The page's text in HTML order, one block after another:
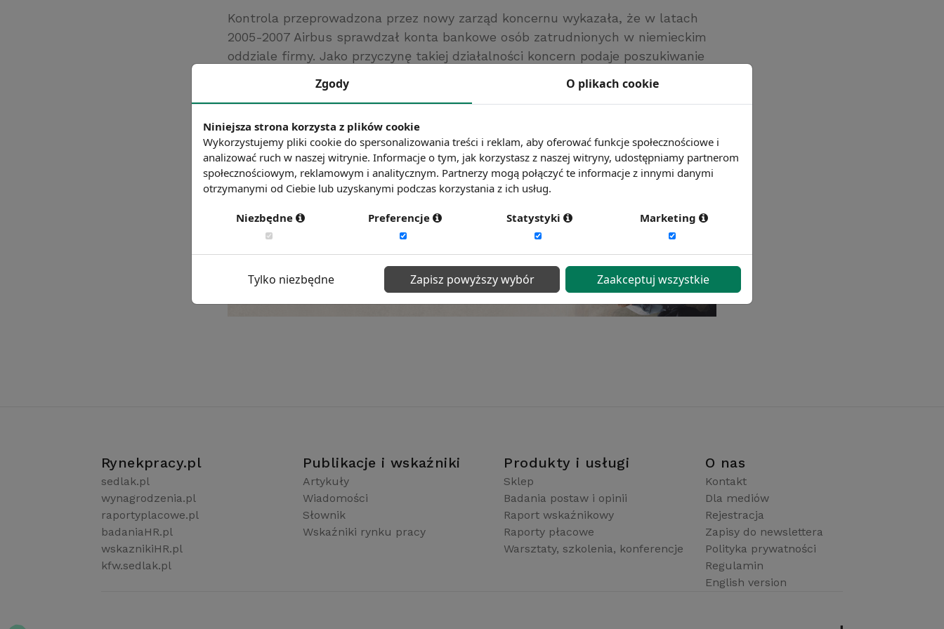
Kontrola przeprowadzona przez nowy zarząd koncernu wykazała, że w latach
2005-2007 Airbus sprawdzał konta bankowe osób zatrudnionych w niemieckim
oddziale firmy. Jako przyczynę takiej działalności koncern podaje poszukiwanie
Źródło: money.pl
Rynekpracy.pl
sedlak.pl
wynagrodzenia.pl
raportyplacowe.pl
badaniaHR.pl
wskaznikiHR.pl
kfw.sedlak.pl
Publikacje i wskaźniki
Artykuły
Wiadomości
Słownik
Wskaźniki rynku pracy
Produkty i usługi
Sklep
Badania postaw i opinii
Raport wskaźnikowy
Raporty płacowe
Warsztaty, szkolenia, konferencje
O nas
Kontakt
Dla mediów
Rejestracja
Zapisy do newslettera
Polityka prywatności
Regulamin
English version
Zgody O plikach cookie
Niniejsza strona korzysta z plików cookie
Wykorzystujemy pliki cookie do spersonalizowania treści i reklam, aby oferować funkcje społecznościowe i
analizować ruch w naszej witrynie. Informacje o tym, jak korzystasz z naszej witryny, udostępniamy partnerom
społecznościowym, reklamowym i analitycznym. Partnerzy mogą połączyć te informacje z innymi danymi
otrzymanymi od Ciebie lub uzyskanymi podczas korzystania z ich usług.
Niezbędne Preferencje Statystyki Marketing
Tylko niezbędne Zapisz powyższy wybór Zaakceptuj wszystkie